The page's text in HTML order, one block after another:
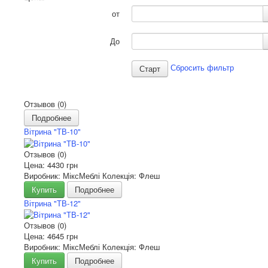
от
До
Сбросить фильтр
Отзывов (0)
Подробнее
Вітрина "ТВ-10"
Отзывов (0)
Цена: 4430 грн
Виробник: МіксМеблі Колекція: Флеш
Купить
Подробнее
Вітрина "ТВ-12"
Отзывов (0)
Цена: 4645 грн
Виробник: МіксМеблі Колекція: Флеш
Купить
Подробнее